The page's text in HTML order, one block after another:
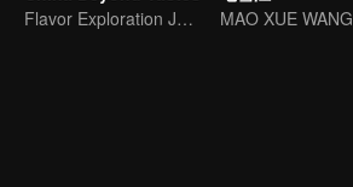
Flavor Exploration Journey of Chen Xiaoqing
MAO XUE WANG